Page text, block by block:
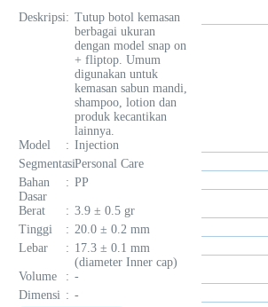
Deskripsi: Tutup botol kemasan
berbagai ukuran
dengan model snap on
+ fliptop. Umum
digunakan untuk
kemasan sabun mandi,
shampoo, lotion dan
produk kecantikan
lainnya.
Model
: Injection
Segmentasi
: Personal Care
Bahan
Dasar
: PP
Berat : 3.9 ± 0.5 gr
Tinggi
: 20.0 ± 0.2 mm
Lebar
: 17.3 ± 0.1 mm
(diameter Inner cap)
Volume
: -
Dimensi : -
Indonesia